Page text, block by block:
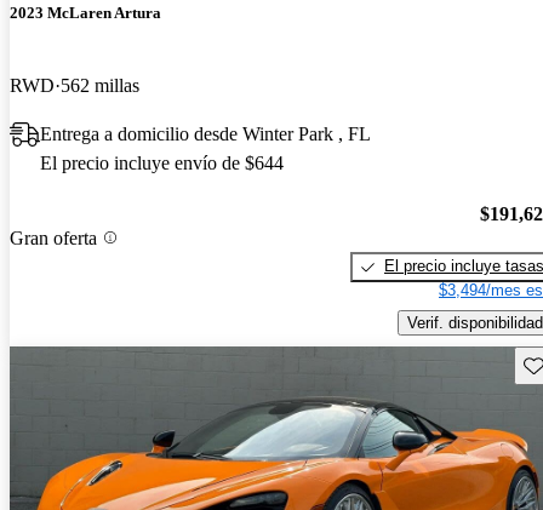
2023 McLaren Artura
RWD 562 millas
Entrega a domicilio desde Winter Park , FL
El precio incluye envío de $644
Gran oferta
El precio incluye tasas
$3,494/mes
Verif. disponibilidad